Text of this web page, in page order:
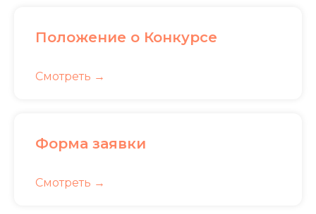
Положение о Конкурсе
Смотреть
Форма заявки
Смотреть